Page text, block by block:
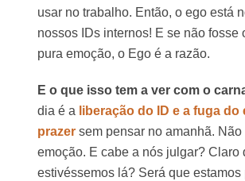
usar no trabalho. Então, o ego está
nossos IDs internos! E se não
pura emoção, o Ego é a razão.
E o que isso tem a ver com o
dia é a liberação do ID e a fuga do
prazer sem pensar no amanhã.
emoção. E cabe a nós julgar? Claro
estivéssemos lá? Será que